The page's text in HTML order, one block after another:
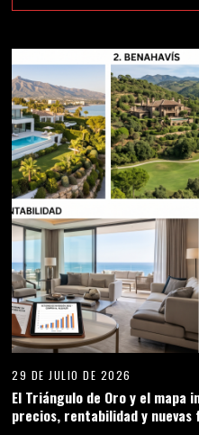
29 DE JULIO DE 2026
El Triángulo de Oro y el mapa
precios, rentabilidad y